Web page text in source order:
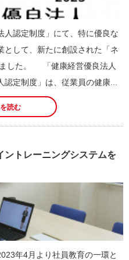
人認定制度」にて、特に優良な
として、新たに創設された「ネ
した。 「健康経営優良法人
定制度」は、従業員の健康...
読む
ントレーニングシステムを
年4月より社員教育の一環と